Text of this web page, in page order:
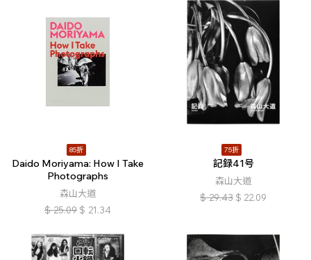
85折
Daido Moriyama: How I Take
Photographs
森山大道
$ 25.09 $ 21.34
75折
記録41号
森山大道
$ 29.43 $ 22.09